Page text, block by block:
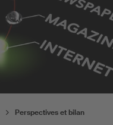
Perspectives et bilan